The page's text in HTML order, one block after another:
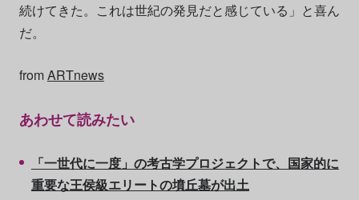
続けてきた。これは世紀の発見だと感じている」と喜ん
だ。
fromARTnews
あわせて読みたい
「一世代に一度」の考古学プロジェクトで、国家的に
重要な王侯級エリートの墳丘墓が出土